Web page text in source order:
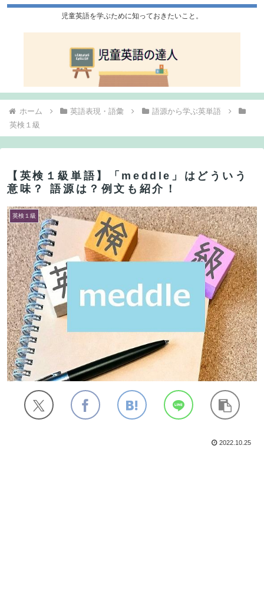
児童英語を学ぶために知っておきたいこと。
ホーム 英語表現・語彙
語源から学ぶ英単語
英検１級
【英検１級単語】「meddle」はどういう
意味？ 語源は？例文も紹介！
英検１級
2022.10.25